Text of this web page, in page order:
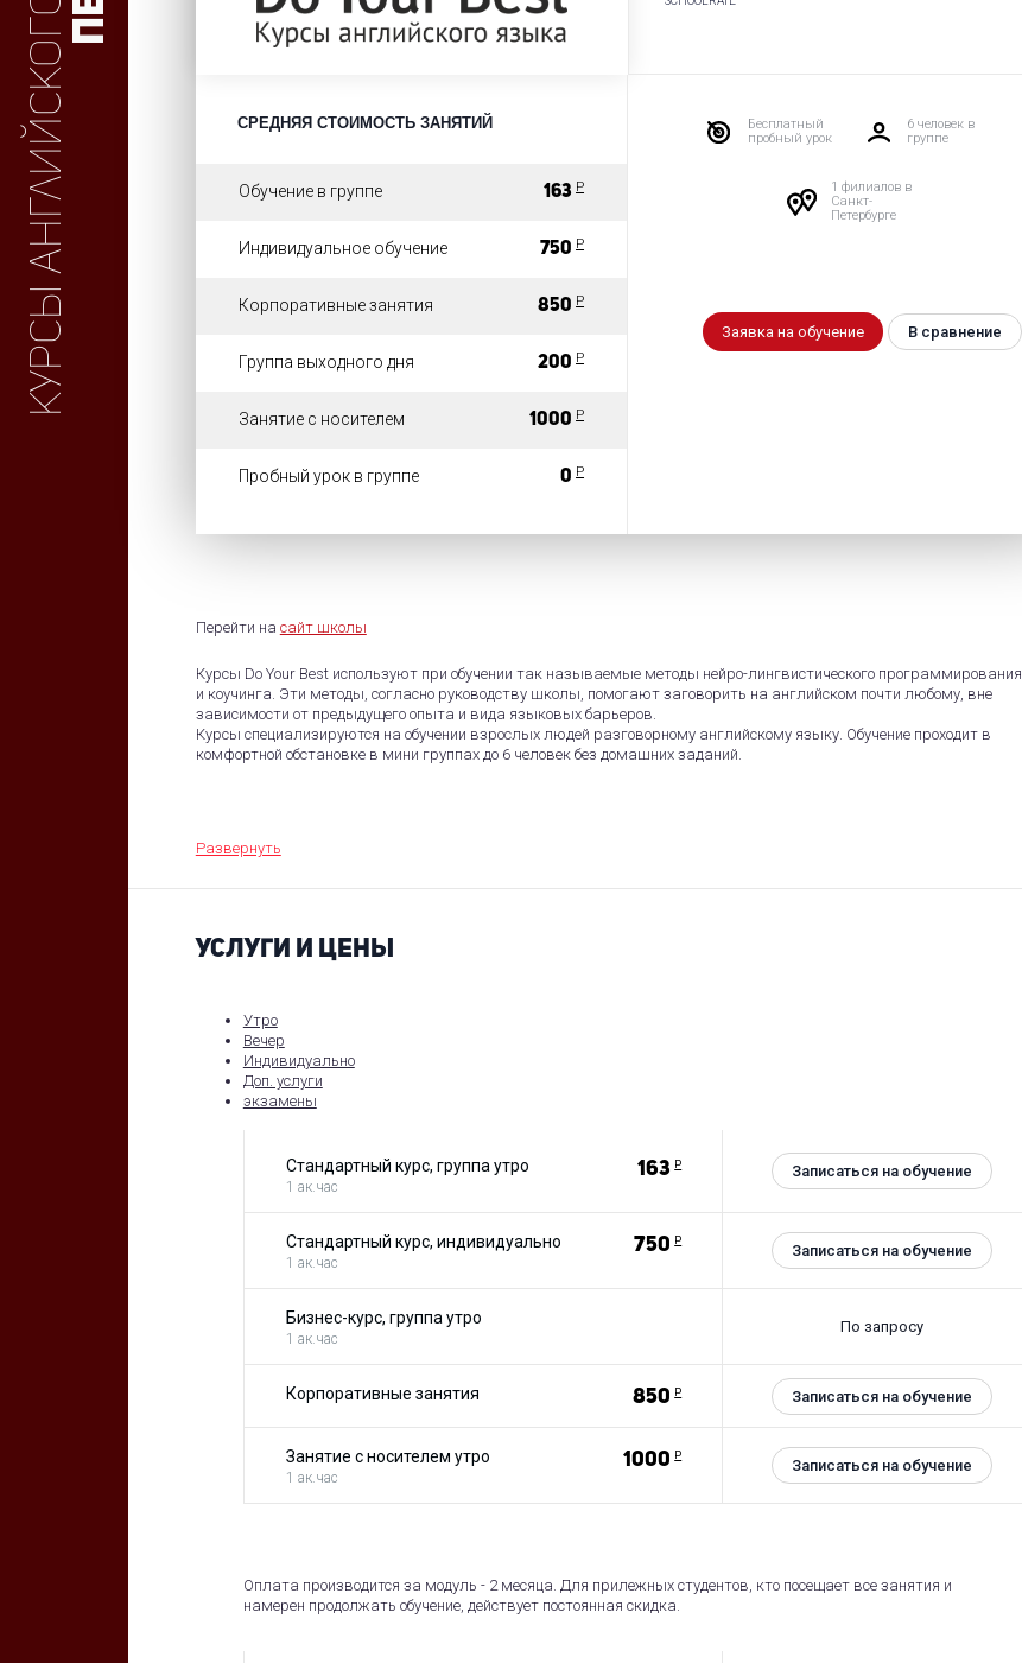
Курсы английского СРЕДНЯЯ СТОИМОСТЬ ЗАНЯТИЙ
Обучение в группе 163 Р
Индивидуальное обучение 750 Р
Корпоративные занятия 850 Р
Группа выходного дня 200 Р
Занятие с носителем 1000 Р
Пробный урок в группе 0 P
Бесплатный
пробный урок
6 человек в
группе
1 филиалов в
Санкт-
Петербурге
Заявка на обучение В сравнение
Перейти на сайт школы
Курсы Do Your Best используют при обучении так называемые методы нейро-лингвистического программирования
и коучинга. Эти методы, согласно руководству школы, помогают заговорить на английском почти любому, вне
зависимости от предыдущего опыта и вида языковых барьеров.
Курсы специализируются на обучении взрослых людей разговорному английскому языку. Обучение проходит в
комфортной обстановке в мини группах до 6 человек без домашних заданий.
Развернуть
УСЛУГИ И ЦЕНЫ
Утро
Вечер
Индивидуально
Доп. услуги
экзамены
Стандартный курс, группа утро
1 ак.час
163 Р Записаться на обучение
Стандартный курс, индивидуально
1 ак.час
750 Р
Записаться на обучение
Бизнес-курс, группа утро
1 ак.час
По запросу
Корпоративные занятия 850 Р Записаться на обучение
Занятие с носителем утро
1 ак.час
1000 Р
Записаться на обучение
Оплата производится за модуль - 2 месяца. Для прилежных студентов, кто посещает все занятия и
намерен продолжать обучение, действует постоянная скидка.